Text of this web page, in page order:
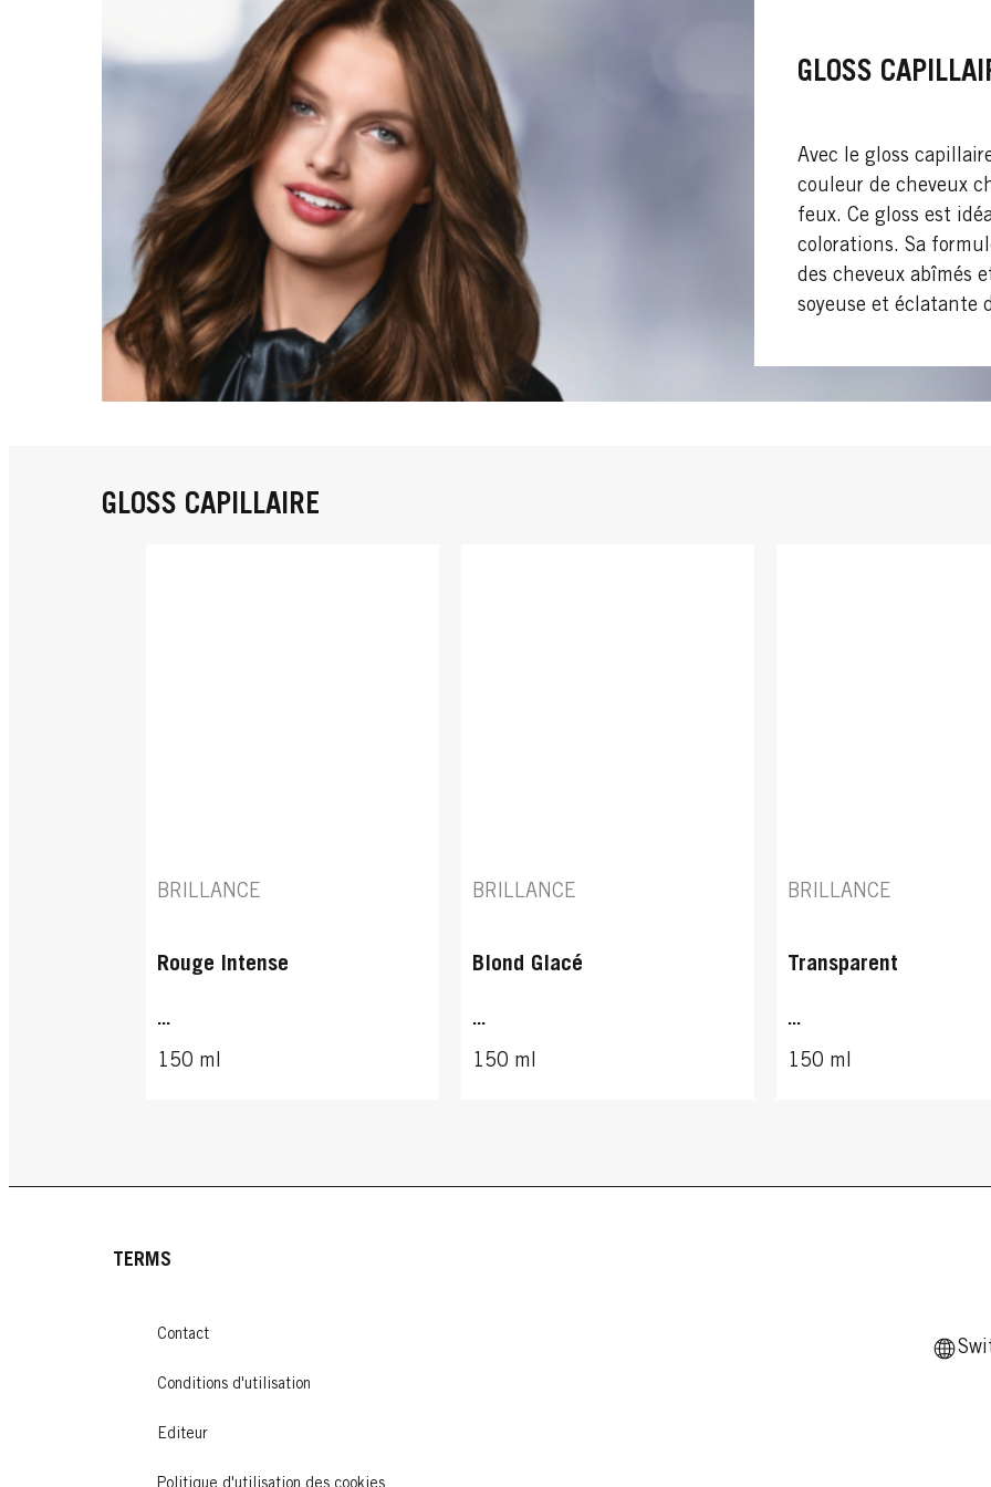
GLOSS
Avec le gloss
couleur de cheveux
feux. Ce gloss est
colorations. Sa
des cheveux abîmés
soyeuse et éclatante
GLOSS CAPILLAIRE
BRILLANCE
Rouge Intense
...
150 ml
BRILLANCE
Blond Glacé
...
150 ml
BRILLANCE
Transparent
...
150 ml
TERMS
Contact
Conditions d'utilisation
Editeur